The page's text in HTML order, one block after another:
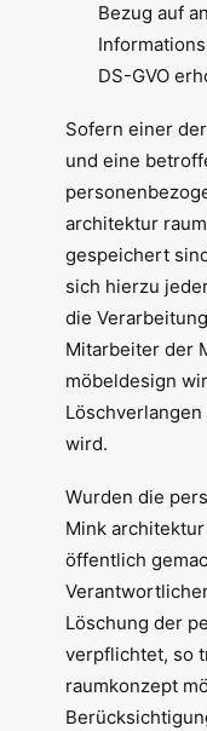
Bezug auf
DS-GVO
Sofern einer
und eine
architektur
gespeichert
sich hierzu
die
Mitarbeiter der
möbeldesign
wird.
Wurden die
Mink
öffentlich
Löschung der
verpflichtet, so
raumkonzept